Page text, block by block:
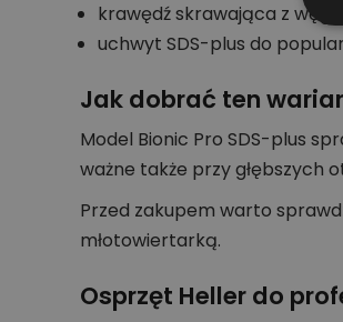
krawędź skrawająca z
uchwyt SDS-plus do
Jak dobrać ten
Model Bionic Pro SDS-plus
ważne także przy głębszych
Przed zakupem warto
młotowiertarką.
Osprzęt Heller do